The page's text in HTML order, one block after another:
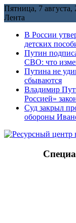
Перейти
к
Пятница, 7 августа,
Лента
В России
детских
Путин
СВО: что
Путина не
сбываются
Владимир
Россией»
Cуд закрыл
обороны